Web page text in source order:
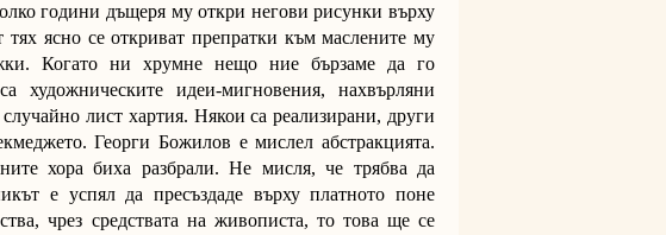
години дъщеря му откри негови рисунки върху
ясно се откриват препратки към маслените му
Когато ни хрумне нещо ние бързаме да го
идеи-мигновения, нахвърляни
лист хартия. Някои са реализирани, други
Георги Божилов е мислел абстракцията.
хора биха разбрали. Не мисля, че трябва да
е успял да пресъздаде върху платното поне
чрез средствата на живописта, то това ще се